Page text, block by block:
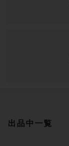
出品中一覧